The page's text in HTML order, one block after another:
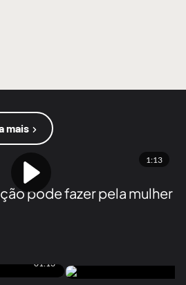
mais
1:13
pode fazer pela mulher
01:13